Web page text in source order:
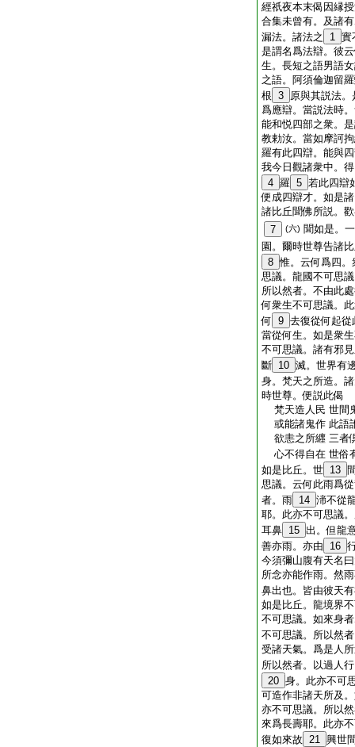
經祇夜本末偈因縁
合集未曾有。及諸
漏法。諸法之
1 實
是謂名爲法辯。彼
生。長短之語男語
之語。阿須倫迦留
根 3 原與其説法
爲應辯。當説法時
能和悦四部之衆。
教勅汝。當如摩訶
羅有此四辯。能與
我今日觀諸衆中。
4 羅 5 若此四辯
便成四辯才。如是
諸比丘聞佛所説。
7
(六) 聞如是。
園。爾時世尊告諸
8 惟。云何爲四
思議。龍國不可思
所以然者。不由此
何衆生不可思議。
何 9 去復從何起從
當從何生。如是衆
不可思議。諸有邪
斷 10 滅。世界有
身。梵天之所造。
時世尊。便説此偈
梵天造人民 世間
或能諸鬼作 此語
欲恚之所纒 三者
心不得自在 世俗
如是比丘。世 13
思議。云何此雨爲
者。雨 14 渧不從
耶。此亦不可思議
耳鼻 15 出。但龍
善亦雨。亦由
16
今須彌山腹有天名
所念亦能作雨。然
鼻出也。皆由彼天
如是比丘。龍境界
不可思議。如來身
不可思議。所以然
受諸天氣。爲是人
所以然者。以過人
20 身。此亦不可
可造作非諸天所及
亦不可思議。所以
來爲長壽耶。此亦
復如來故 21 興世